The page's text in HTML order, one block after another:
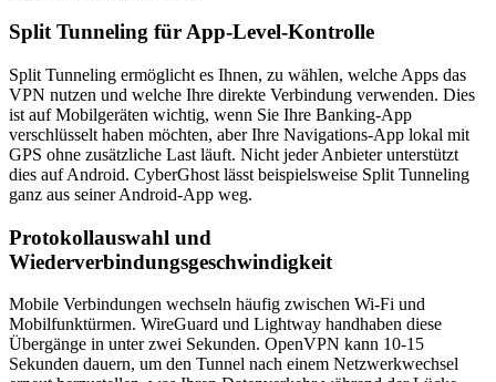
Split Tunneling für App-Level-Kontrolle
Split Tunneling ermöglicht es Ihnen, zu wählen, welche Apps das
VPN nutzen und welche Ihre direkte Verbindung verwenden. Dies
ist auf Mobilgeräten wichtig, wenn Sie Ihre Banking-App
verschlüsselt haben möchten, aber Ihre Navigations-App lokal mit
GPS ohne zusätzliche Last läuft. Nicht jeder Anbieter unterstützt
dies auf Android. CyberGhost lässt beispielsweise Split Tunneling
ganz aus seiner Android-App weg.
Protokollauswahl und
Wiederverbindungsgeschwindigkeit
Mobile Verbindungen wechseln häufig zwischen Wi-Fi und
Mobilfunktürmen. WireGuard und Lightway handhaben diese
Übergänge in unter zwei Sekunden. OpenVPN kann 10-15
Sekunden dauern, um den Tunnel nach einem Netzwerkwechsel